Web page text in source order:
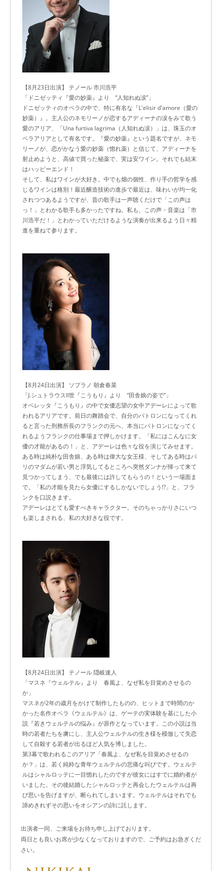
【8月23日出演】 テノール 市川浩平
「ドニゼッティ『愛の妙薬』より “人知れぬ涙”」
ドニゼッティのオペラの中で、特に有名な『L'elisir d'amore（愛の
妙薬）』。主人公のネモリーノが恋するアディーナの涙をみて歌う
愛のアリア、「Una furtiva lagrima（人知れぬ涙）」は、珠玉のオ
ペラアリアとして有名です。『愛の妙薬』という題名ですが、ネモ
リーノが、恋がかなう愛の妙薬（惚れ薬）と信じて、アディーナを
射止めようと、高値で買った秘薬で、実は安ワイン。それでも結末
はハッピーエンド！
そして、私はワインが大好き。中でも畑の個性、作り手の哲学を感
じるワインは格別！最近醸造技術の進歩で最近は、味わいが均一化
されつつあるようですが、昔の歌手は一声聴くだけで「この声は
っ！」とわかる歌手も多かったですね。私も、この声・音楽は「市
川浩平だ！」とわかっていただけるような演奏が出来るよう日々精
進を重ねて参ります。
【8月24日出演】 ソプラノ 朝倉春菜
「J.シュトラウスII世『こうもり』より “田舎娘の姿で”」
オペレッタ『こうもり』の中で女優志望の女中アデーレによって歌
われるアリアです。前日の舞踏会で、自分のパトロンになってくれ
ると言った刑務所長のフランクの元へ、本当にパトロンになってく
れるようフランクの仕事場まで押しかけます。「私にはこんなに女
優の才能があるの！」と、アデーレは色々な役を演じてみせます。
ある時は純朴な田舎娘、ある時は偉大な女王様、そしてある時はパ
リのマダムが若い男と浮気してるところへ突然ダンナが帰って来て
見つかってしまう、でも最後には許してもらうの！という一場面ま
で。「私の才能を見たら女優にするしかないでしょう!?」と、フラ
ンクを口説きます。
アデーレはとても愛すべきキャラクター。そのちゃっかりさにいつ
も楽しまされる、私の大好きな役です。
【8月24日出演】 テノール 隠岐速人
「マスネ『ウェルテル』より 春風よ、なぜ私を目覚めさせるの
か」
マスネが2年の歳月をかけて制作したものの、ヒットまで時間のか
かった名作オペラ《ウェルテル》は、ゲーテの実体験を基にした小
説『若きウェルテルの悩み』が原作となっています。この小説は当
時の若者たちを虜にし、主人公ウェルテルの生き様を模倣して失恋
して自殺する若者が出るほど人気を博しました。
第3幕で歌われるこのアリア「春風よ、なぜ私を目覚めさせるの
か？」は、若く純粋な青年ウェルテルの悲痛な叫びです。ウェルテ
ルはシャルロッテに一目惚れしたのですが彼女にはすでに婚約者が
いました。その後結婚したシャルロッテと再会したウェルテルは再
び思いを告げますが、断られてしまいます。ウェルテルはそれでも
諦めきれずその思いをオシアンの詩に託します。
出演者一同、ご来場をお待ち申し上げております。
両日とも良いお席が少なくなっておりますので、ご予約はお急ぎくだ
さい。